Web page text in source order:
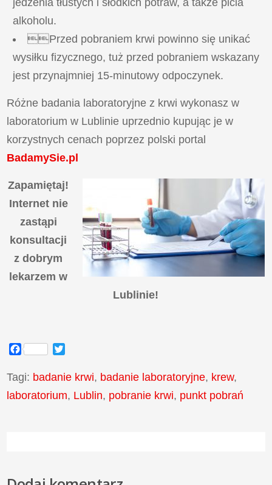
jedzenia tłustych i słodkich potraw, a także picia
alkoholu.
Przed pobraniem krwi powinno się unikać
wysiłku fizycznego, tuż przed pobraniem wskazany
jest przynajmniej 15-minutowy odpoczynek.
Różne badania laboratoryjne z krwi wykonasz w
laboratorium w Lublinie uprzednio kupując je w
korzystnych cenach poprzez polski portal
BadamySie.pl
Zapamiętaj!
Internet nie
zastąpi
konsultacji
z dobrym
lekarzem w
Lublinie!
Facebook
Tagi: badanie krwi, badanie laboratoryjne, krew,
laboratorium, Lublin, pobranie krwi, punkt pobrań